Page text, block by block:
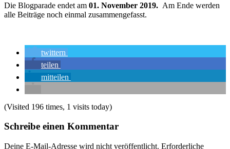
Die Blogparade endet am 01. November 2019. Am Ende werden
alle Beiträge noch einmal zusammengefasst.
twittern
teilen
mitteilen
(Visited 196 times, 1 visits today)
Schreibe einen Kommentar
Deine E-Mail-Adresse wird nicht veröffentlicht. Erforderliche